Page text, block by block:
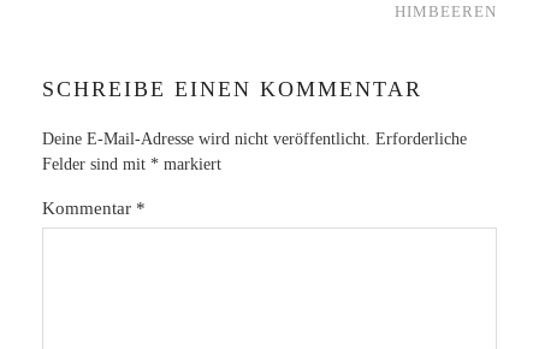
HIMBEEREN
SCHREIBE EINEN KOMMENTAR
Deine E-Mail-Adresse wird nicht veröffentlicht. Erforderliche
Felder sind mit * markiert
Kommentar *